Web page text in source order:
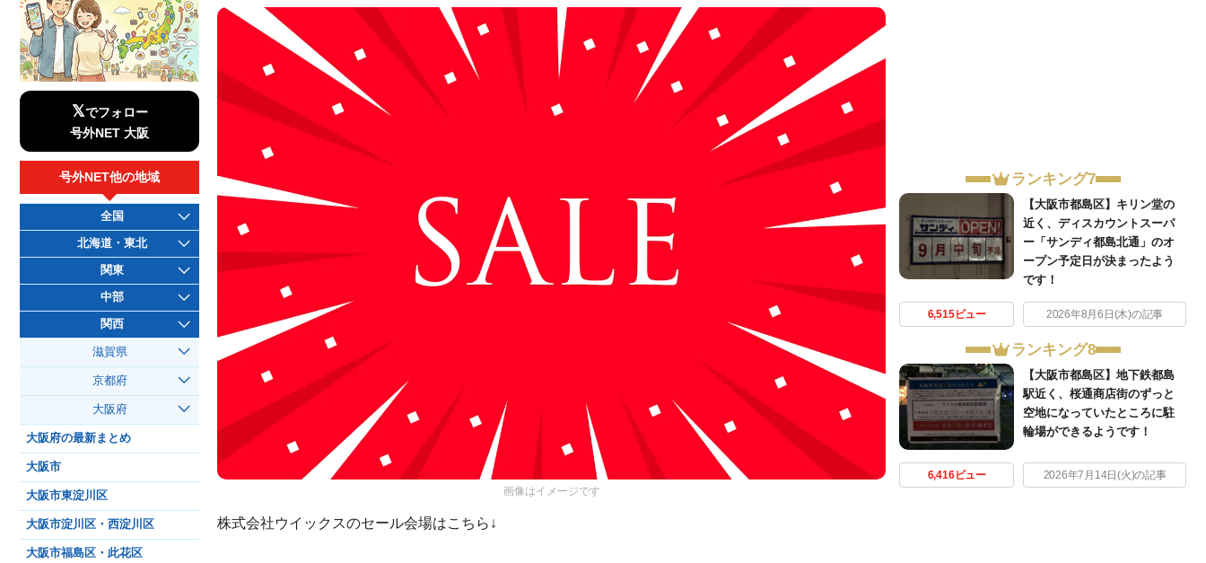
画像はイメージです
株式会社ウイックスのセール会場はこちら↓
ランキング7
【大阪市都島区】キリン堂の
近く、ディスカウントスーパ
ー「サンディ都島北通」のオ
ープン予定日が決まったよう
です！
6,515ビュー 2026年8月6日(木)の記事
ランキング8
【大阪市都島区】地下鉄都島
駅近く、桜通商店街のずっと
空地になっていたところに駐
輪場ができるようです！
6,416ビュー 2026年7月14日(火)の記事
𝕏でフォロー
号外NET 大阪
号外NET他の地域
全国
北海道・東北
関東
中部
関西
滋賀県
京都府
大阪府
大阪府の最新まとめ
大阪市
大阪市東淀川区
大阪市淀川区・西淀川区
大阪市福島区・此花区